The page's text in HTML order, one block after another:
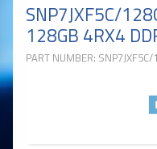
SNP7JXF5C/
128GB 4RX4
PART NUMBER: SNP7JXF5C/